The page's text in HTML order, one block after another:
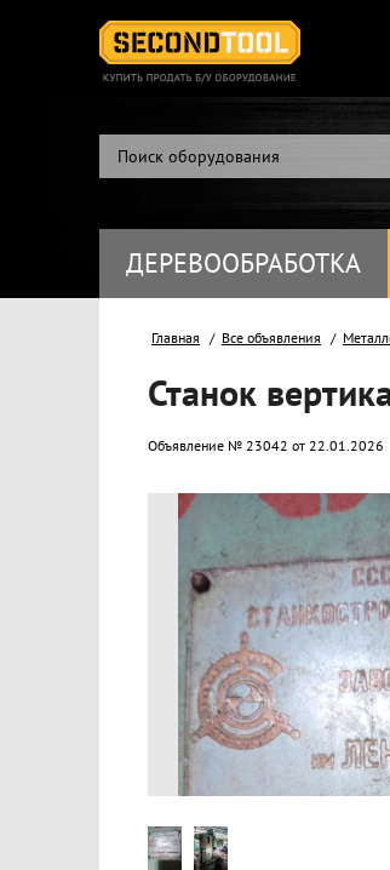
ДЕРЕВООБРАБОТКА
Главная Все объявления
Станок
Объявление № 23042 от 22.01.2026